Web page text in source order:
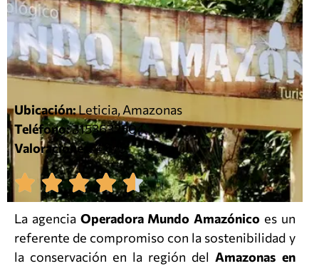
Ubicación:Leticia, Amazonas
Teléfono:3153632504
Valoraciones:4.6/5
La agencia Operadora Mundo Amazónico es un
referente de compromiso con la sostenibilidad y
la conservación en la región delAmazonas en